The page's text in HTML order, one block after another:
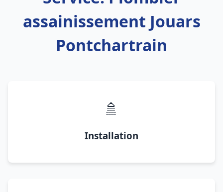
assainissement Jouars
Pontchartrain
🚿
Installation